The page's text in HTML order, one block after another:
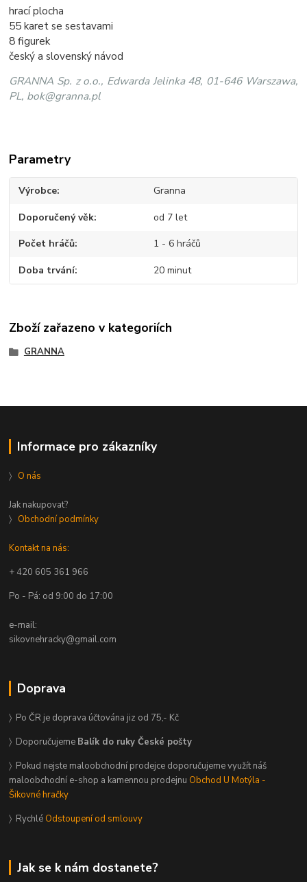
hrací plocha
55 karet se sestavami
8 figurek
český a slovenský návod
GRANNA Sp. z o.o., Edwarda Jelinka 48, 01-646 Warszawa,
PL, bok@granna.pl
Parametry
Výrobce Granna
Doporučený věk od 7 let
Počet hráčů 1 - 6 hráčů
Doba trvání 20 minut
Zboží zařazeno v kategoriích
GRANNA
Informace pro zákazníky
〉 O nás
Jak nakupovat?
〉 Obchodní podmínky
Kontakt na nás:
+ 420 605 361 966
Po - Pá: od 9:00 do 17:00
e-mail:
sikovnehracky@gmail.com
Doprava
〉 Po ČR je doprava účtována jiz od 75,- Kč
〉 Doporučujeme Balík do ruky České pošty
〉 Pokud nejste maloobchodní prodejce doporučujeme využít náš
maloobchodní e-shop a kamennou prodejnu Obchod U Motýla -
Šikovné hračky
〉 Rychlé Odstoupení od smlouvy
Jak se k nám dostanete?